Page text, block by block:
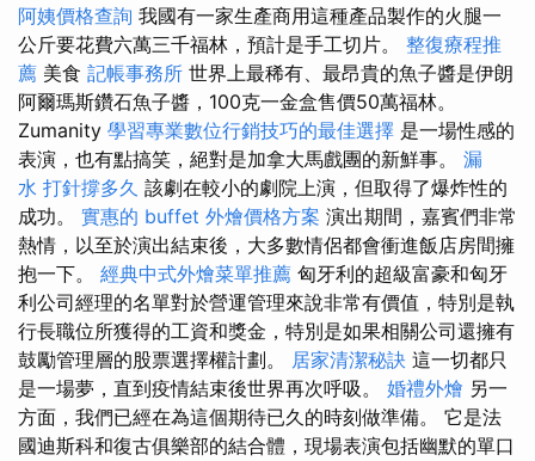
阿姨價格查詢 我國有一家生產商用這種產品製作的火腿一
公斤要花費六萬三千福林，預計是手工切片。 整復療程推
薦 美食 記帳事務所 世界上最稀有、最昂貴的魚子醬是伊朗
阿爾瑪斯鑽石魚子醬，100克一金盒售價50萬福林。
Zumanity 學習專業數位行銷技巧的最佳選擇 是一場性感的
表演，也有點搞笑，絕對是加拿大馬戲團的新鮮事。 漏
水 打針撐多久 該劇在較小的劇院上演，但取得了爆炸性的
成功。 實惠的 buffet 外燴價格方案 演出期間，嘉賓們非常
熱情，以至於演出結束後，大多數情侶都會衝進飯店房間擁
抱一下。 經典中式外燴菜單推薦 匈牙利的超級富豪和匈牙
利公司經理的名單對於營運管理來說非常有價值，特別是執
行長職位所獲得的工資和獎金，特別是如果相關公司還擁有
鼓勵管理層的股票選擇權計劃。 居家清潔秘訣 這一切都只
是一場夢，直到疫情結束後世界再次呼吸。 婚禮外燴 另一
方面，我們已經在為這個期待已久的時刻做準備。 它是法
國迪斯科和復古俱樂部的結合體，現場表演包括幽默的單口